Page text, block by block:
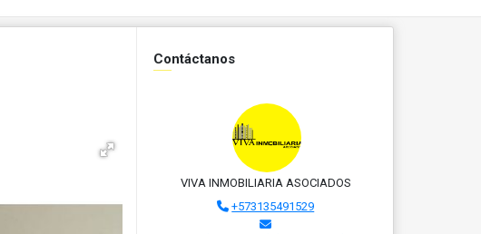
Contáctanos
VIVA INMOBILIARIA ASOCIADOS
+573135491529